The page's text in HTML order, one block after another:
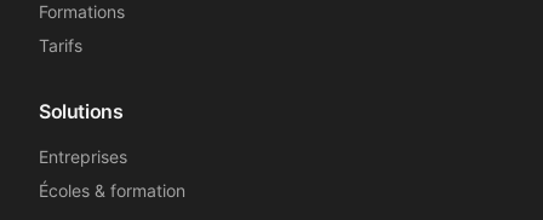
Formations
Tarifs
Solutions
Entreprises
Écoles & formation